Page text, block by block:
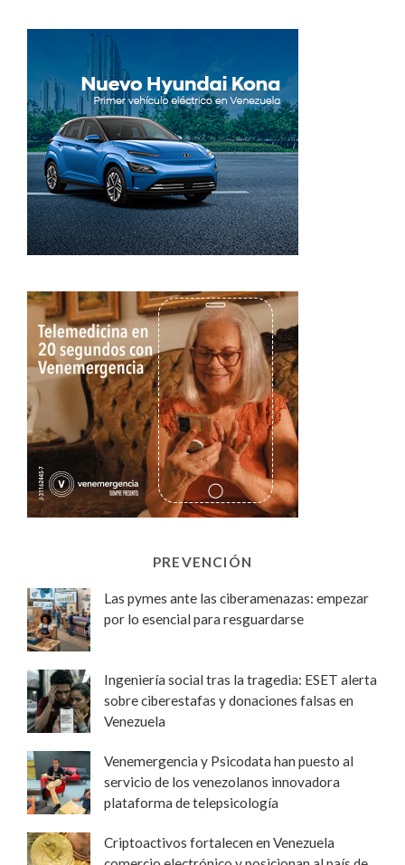
PREVENCIÓN
Las pymes ante las ciberamenazas: empezar
por lo esencial para resguardarse
Ingeniería social tras la tragedia: ESET alerta
sobre ciberestafas y donaciones falsas en
Venezuela
Venemergencia y Psicodata han puesto al
servicio de los venezolanos innovadora
plataforma de telepsicología
Criptoactivos fortalecen en Venezuela